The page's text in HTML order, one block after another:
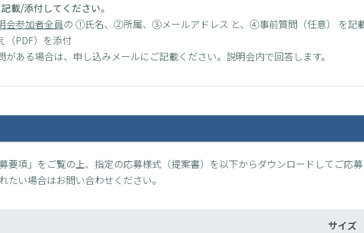
載/添付してください。
会参加者全員の ①氏名、②所属、③メールアドレス と、④事前質問（任意） を記
（PDF）を添付
がある場合は、申し込みメールにご記載ください。説明会内で回答します。
要項」をご覧の上、指定の応募様式（提案書）を以下からダウンロードしてご応募
たい場合はお問い合わせください。
サイズ